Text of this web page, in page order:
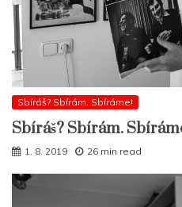
Sbíráš? Sbírám. Sbíráme!
Sbíráš? Sbírám.
1. 8. 2019 26 min read